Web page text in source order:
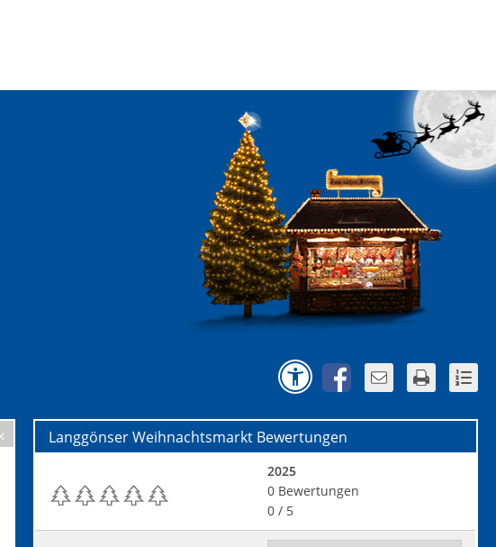
Langgönser Weihnachtsmarkt Bewertungen
2025
0 Bewertungen
0 / 5